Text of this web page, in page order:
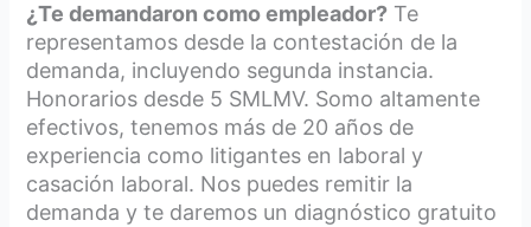
¿Te demandaron como empleador? Te
representamos desde la contestación de la
demanda, incluyendo segunda instancia.
Honorarios desde 5 SMLMV. Somo altamente
efectivos, tenemos más de 20 años de
experiencia como litigantes en laboral y
casación laboral. Nos puedes remitir la
demanda y te daremos un diagnóstico gratuito